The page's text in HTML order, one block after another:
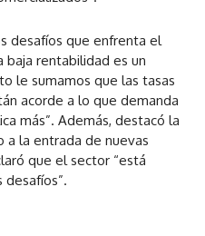
desafíos que enfrenta el
baja rentabilidad es un
le sumamos que las tasas
acorde a lo que demanda
más”. Además, destacó la
la entrada de nuevas
que el sector “está